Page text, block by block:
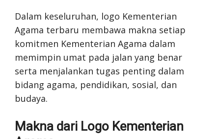
Dalam keseluruhan, logo Kementerian
Agama terbaru membawa makna setiap
komitmen Kementerian Agama dalam
memimpin umat pada jalan yang benar
serta menjalankan tugas penting dalam
bidang agama, pendidikan, sosial, dan
budaya.
Makna dari Logo Kementerian